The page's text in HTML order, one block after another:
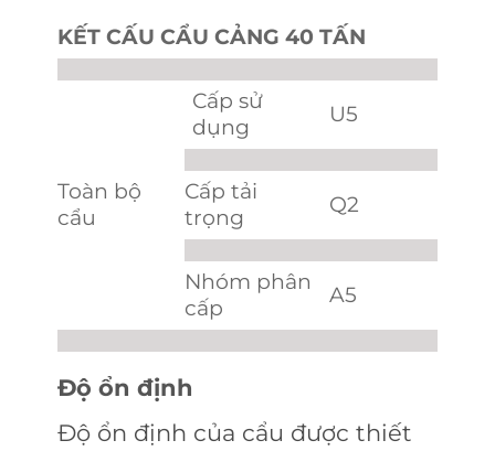
KẾT CẤU CẨU CẢNG 40 TẤN
Toàn bộ
cẩu
Cấp sử
dụng
U5
Cấp tải
trọng
Q2
Nhóm phân
cấp
A5
Độ ổn định
Độ ổn định của cẩu được thiết